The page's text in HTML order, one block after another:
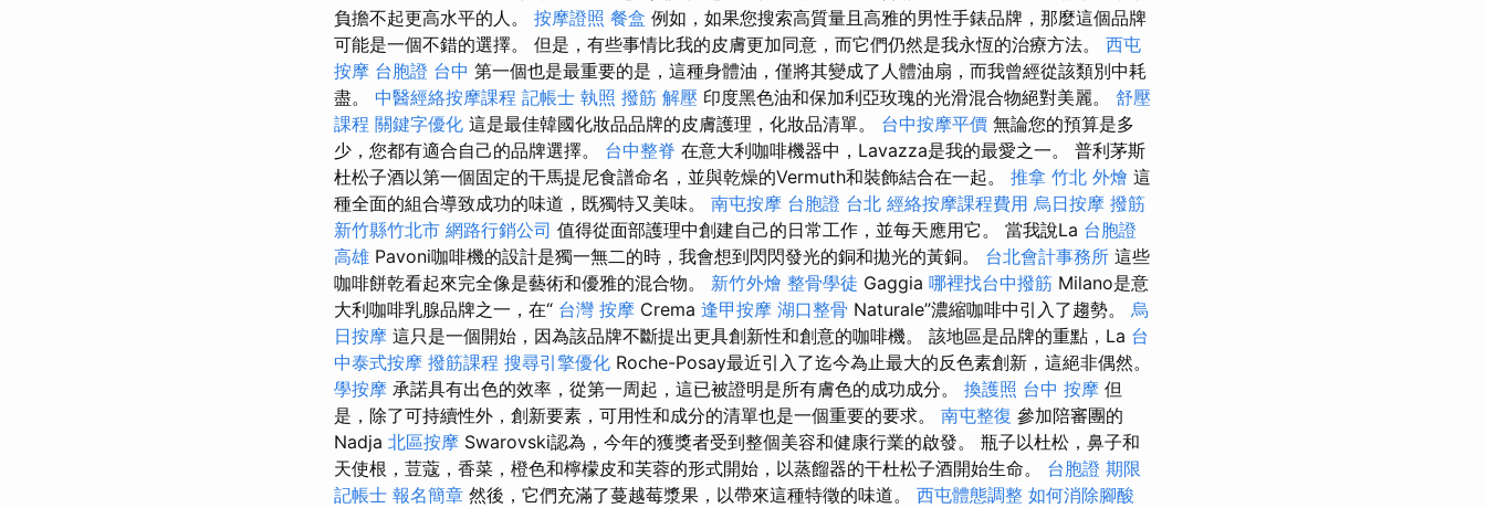
負擔不起更高水平的人。 按摩證照 餐盒 例如，如果您搜索高質量且高雅的男性手錶品牌，那麼這個品牌
可能是一個不錯的選擇。 但是，有些事情比我的皮膚更加同意，而它們仍然是我永恆的治療方法。 西屯
按摩 台胞證 台中 第一個也是最重要的是，這種身體油，僅將其變成了人體油扇，而我曾經從該類別中耗
盡。 中醫經絡按摩課程 記帳士 執照 撥筋 解壓 印度黑色油和保加利亞玫瑰的光滑混合物絕對美麗。 舒壓
課程 關鍵字優化 這是最佳韓國化妝品品牌的皮膚護理，化妝品清單。 台中按摩平價 無論您的預算是多
少，您都有適合自己的品牌選擇。 台中整脊 在意大利咖啡機器中，Lavazza是我的最愛之一。 普利茅斯
杜松子酒以第一個固定的干馬提尼食譜命名，並與乾燥的Vermuth和裝飾結合在一起。 推拿 竹北 外燴 這
種全面的組合導致成功的味道，既獨特又美味。 南屯按摩 台胞證 台北 經絡按摩課程費用 烏日按摩 撥筋
新竹縣竹北市 網路行銷公司 值得從面部護理中創建自己的日常工作，並每天應用它。 當我說La 台胞證
高雄 Pavoni咖啡機的設計是獨一無二的時，我會想到閃閃發光的銅和拋光的黃銅。 台北會計事務所 這些
咖啡餅乾看起來完全像是藝術和優雅的混合物。 新竹外燴 整骨學徒 Gaggia 哪裡找台中撥筋 Milano是意
大利咖啡乳腺品牌之一，在“ 台灣 按摩 Crema 逢甲按摩 湖口整骨 Naturale”濃縮咖啡中引入了趨勢。 烏
日按摩 這只是一個開始，因為該品牌不斷提出更具創新性和創意的咖啡機。 該地區是品牌的重點，La 台
中泰式按摩 撥筋課程 搜尋引擎優化 Roche-Posay最近引入了迄今為止最大的反色素創新，這絕非偶然。
學按摩 承諾具有出色的效率，從第一周起，這已被證明是所有膚色的成功成分。 換護照 台中 按摩 但
是，除了可持續性外，創新要素，可用性和成分的清單也是一個重要的要求。 南屯整復 參加陪審團的
Nadja 北區按摩 Swarovski認為，今年的獲獎者受到整個美容和健康行業的啟發。 瓶子以杜松，鼻子和
天使根，荳蔻，香菜，橙色和檸檬皮和芙蓉的形式開始，以蒸餾器的干杜松子酒開始生命。 台胞證 期限
記帳士 報名簡章 然後，它們充滿了蔓越莓漿果，以帶來這種特徵的味道。 西屯體態調整 如何消除腳酸